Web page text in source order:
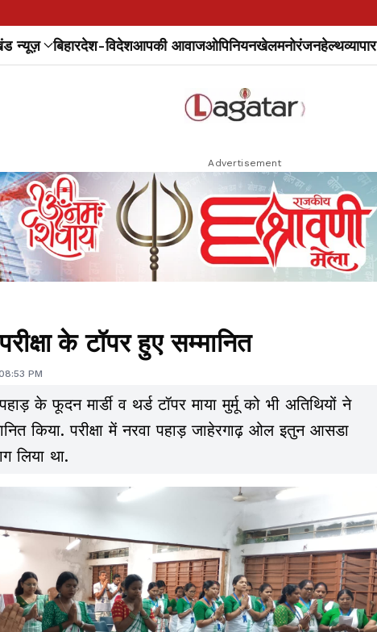
न्यूज़ बिहारदेश-विदेशआपकी आवाजओपिनियनखेलमनोरंजनहेल्थव्यापार
Advertisement
के टॉपर हुए सम्मानित
PM
के फूदन मार्डी व थर्ड टॉपर माया मुर्मू को भी अतिथियों ने
किया. परीक्षा में नरवा पहाड़ जाहेरगाढ़ ओल इतुन आसडा
लिया था.